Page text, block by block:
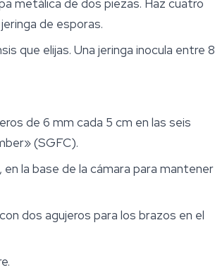
metálica de dos piezas. Haz cuatro
de esporas.
que elijas. Una jeringa inocula entre 8
de 6 mm cada 5 cm en las seis
(SGFC).
la base de la cámara para mantener
dos agujeros para los brazos en el